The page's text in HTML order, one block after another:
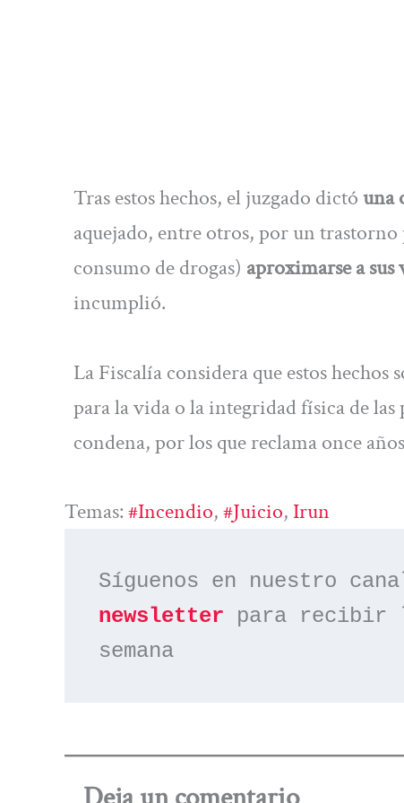
Tras estos hechos, el juzgado dictóuna
aquejado, entre otros, por un
consumo de drogas) aproximarse a
incumplió.
La Fiscalía considera que estos hechos
para la vida o la integridad física de
condena, por los que reclama once
Temas:#incendio, #juicio, Irun
Síguenos en nuestro
newsletter para recibir
semana